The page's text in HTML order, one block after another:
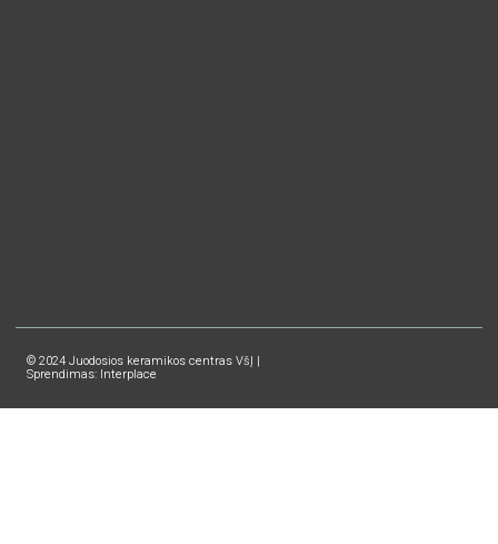
© 2024 Juodosios keramikos centras VšĮ |
Sprendimas: Interplace